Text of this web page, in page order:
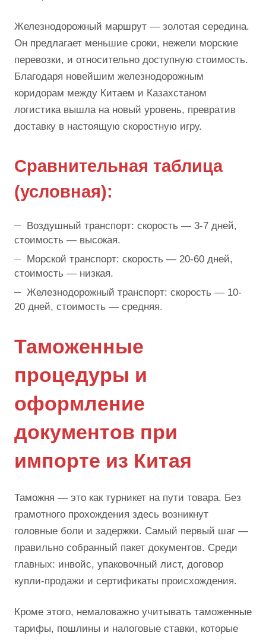
Железнодорожный маршрут — золотая середина.
Он предлагает меньшие сроки, нежели морские
перевозки, и относительно доступную стоимость.
Благодаря новейшим железнодорожным
коридорам между Китаем и Казахстаном
логистика вышла на новый уровень, превратив
доставку в настоящую скоростную игру.
Сравнительная таблица
(условная):
Воздушный транспорт: скорость — 3-7 дней,
стоимость — высокая.
Морской транспорт: скорость — 20-60 дней,
стоимость — низкая.
Железнодорожный транспорт: скорость — 10-
20 дней, стоимость — средняя.
Таможенные
процедуры и
оформление
документов при
импорте из Китая
Таможня — это как турникет на пути товара. Без
грамотного прохождения здесь возникнут
головные боли и задержки. Самый первый шаг —
правильно собранный пакет документов. Среди
главных: инвойс, упаковочный лист, договор
купли-продажи и сертификаты происхождения.
Кроме этого, немаловажно учитывать таможенные
тарифы, пошлины и налоговые ставки, которые